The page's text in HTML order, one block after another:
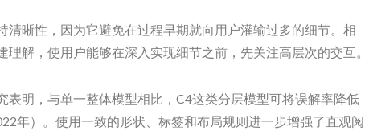
清晰性，因为它避免在过程早期就向用户灌输过多的细节。相
理解，使用户能够在深入实现细节之前，先关注高层次的交互。
表明，与单一整体模型相比，C4这类分层模型可将误解率降低
年）。使用一致的形状、标签和布局规则进一步增强了直观阅